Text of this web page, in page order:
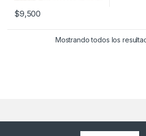
$9,500
Mostrando todos los